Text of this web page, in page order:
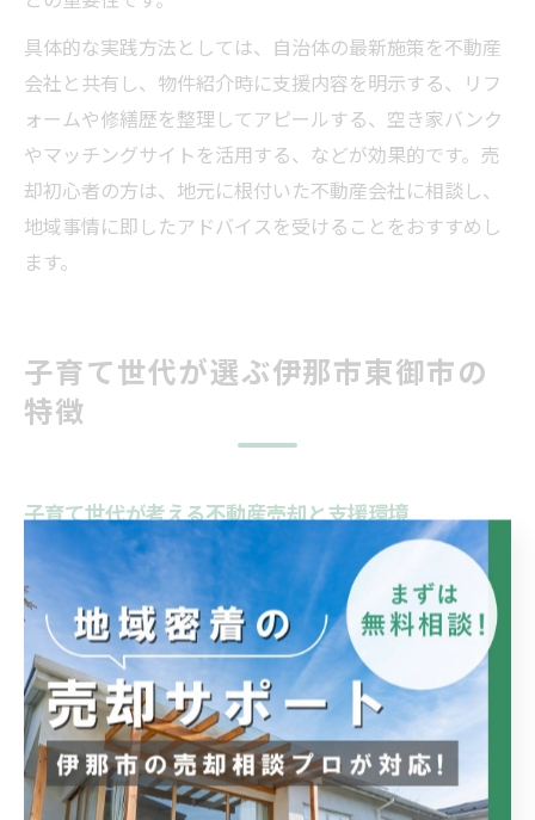
具体的な実践方法としては、自治体の最新施策を不動産
会社と共有し、物件紹介時に支援内容を明示する、リフ
ォームや修繕歴を整理してアピールする、空き家バンク
やマッチングサイトを活用する、などが効果的です。売
却初心者の方は、地元に根付いた不動産会社に相談し、
地域事情に即したアドバイスを受けることをおすすめし
ます。
子育て世代が選ぶ伊那市東御市の
特徴
子育て世代が考える不動産売却と支援環境
不動産売却を検討する子育て世代にとって、地域の支援
環境は重要な判断材料となります。特に長野県伊那市や
東御市では、自治体ごとに子育て支援策や生活インフラ
が異なり、資産価値にも影響を及ぼします。住み替えや
資産整理を検討する際には、単に現在の住みやすさだけ
でなく、将来的な暮らしやすさや売却後のライフプラン
も視野に入れることが大切です。